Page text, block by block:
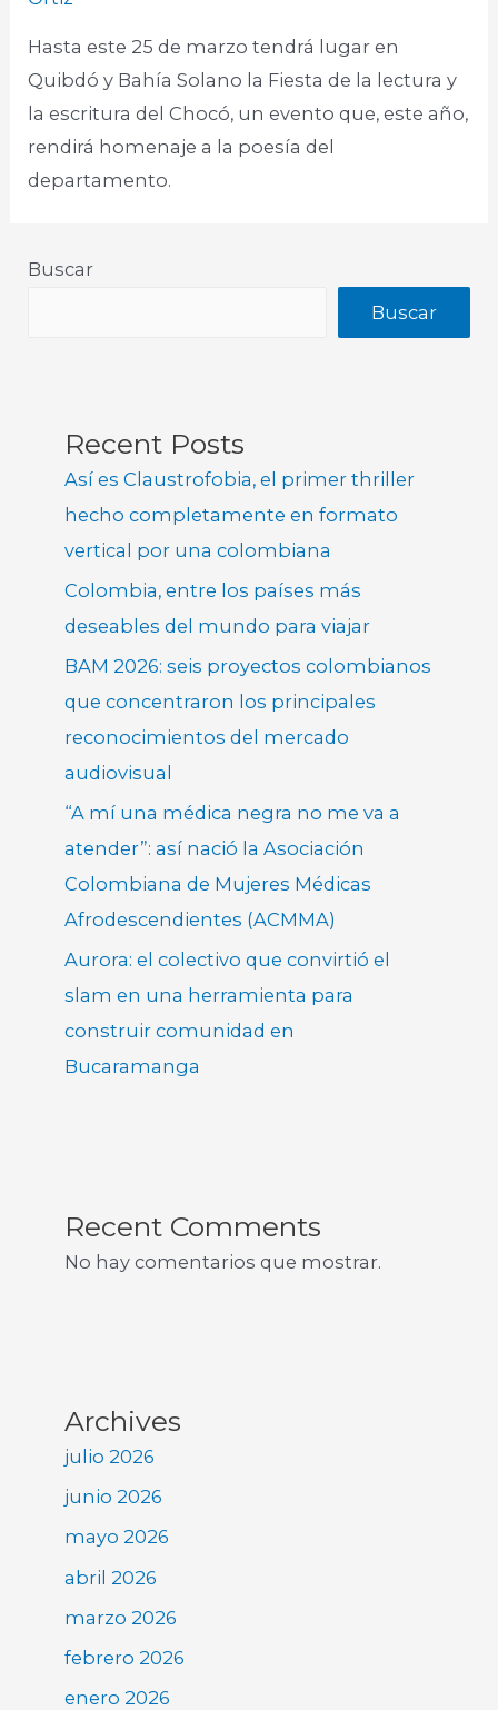
Hasta este 25 de marzo tendrá lugar en
Quibdó y Bahía Solano la Fiesta de la lectura y
la escritura del Chocó, un evento que, este año,
rendirá homenaje a la poesía del
departamento.
Buscar
Buscar
Recent Posts
Así es Claustrofobia, el primer thriller
hecho completamente en formato
vertical por una colombiana
Colombia, entre los países más
deseables del mundo para viajar
BAM 2026: seis proyectos colombianos
que concentraron los principales
reconocimientos del mercado
audiovisual
“A mí una médica negra no me va a
atender”: así nació la Asociación
Colombiana de Mujeres Médicas
Afrodescendientes (ACMMA)
Aurora: el colectivo que convirtió el
slam en una herramienta para
construir comunidad en
Bucaramanga
Recent Comments
No hay comentarios que mostrar.
Archives
julio 2026
junio 2026
mayo 2026
abril 2026
marzo 2026
febrero 2026
enero 2026